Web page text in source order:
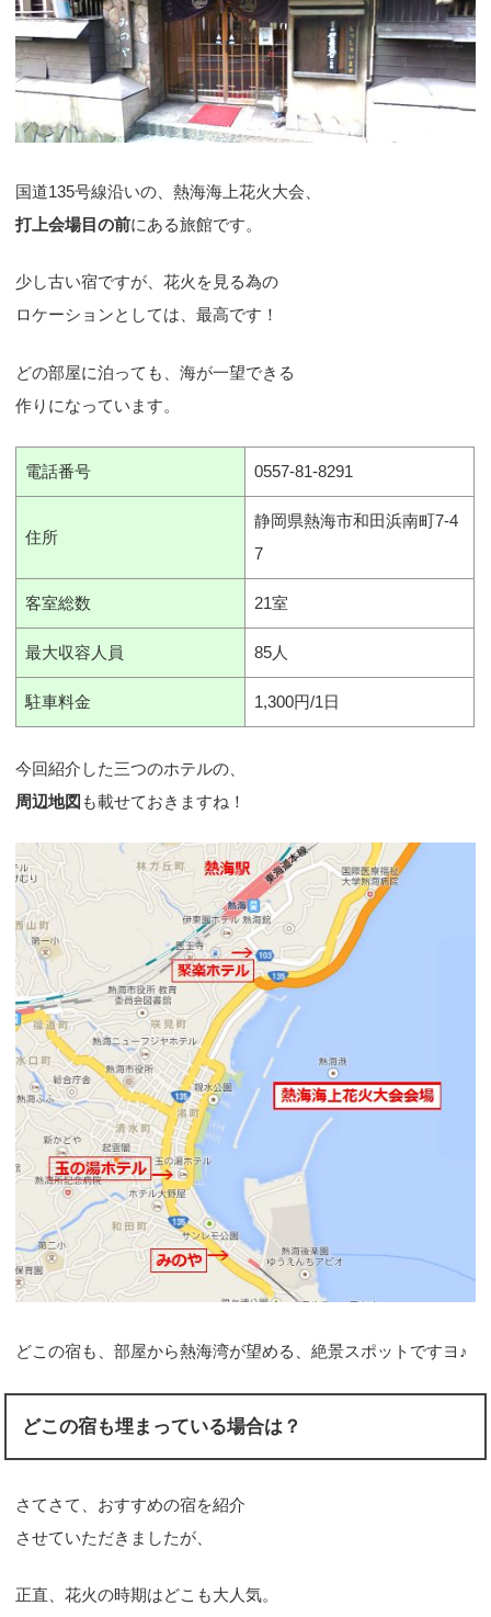
国道135号線沿いの、熱海海上花火大会、
打上会場目の前にある旅館です。
少し古い宿ですが、花火を見る為の
ロケーションとしては、最高です！
どの部屋に泊っても、海が一望できる
作りになっています。
電話番号 0557-81-8291
住所
静岡県熱海市和田浜南町7-4
7
客室総数 21室
最大収容人員 85人
駐車料金 1,300円/1日
今回紹介した三つのホテルの、
周辺地図 も載せておきますね！
どこの宿も、部屋から熱海湾が望める、絶景スポットですヨ♪
どこの宿も埋まっている場合は？
さてさて、おすすめの宿を紹介
させていただきましたが、
正直、花火の時期はどこも大人気。